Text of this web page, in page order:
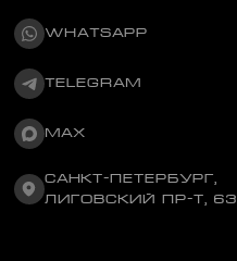
WHATSAPP
TELEGRAM
MAX
САНКТ-ПЕТЕРБУРГ,
ЛИГОВСКИЙ ПР-Т, 63